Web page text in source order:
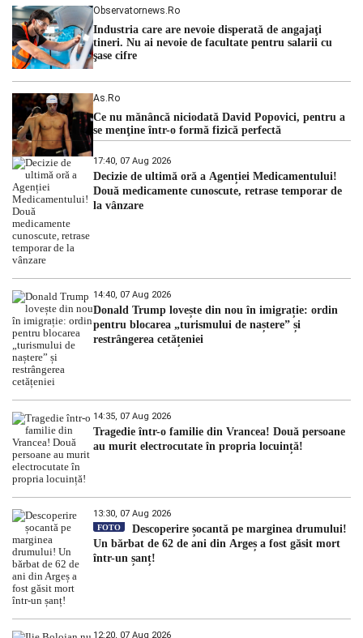
Observatornews.ro
Industria care are nevoie disperată de angajaţi
tineri. Nu ai nevoie de facultate pentru salarii cu
şase cifre
As.ro
Ce nu mănâncă niciodată David Popovici, pentru a
se menţine într-o formă fizică perfectă
17:40, 07 Aug 2026
Decizie de ultimă oră a Agenției Medicamentului!
Două medicamente cunoscute, retrase temporar de
la vânzare
14:40, 07 Aug 2026
Donald Trump lovește din nou în imigrație: ordin
pentru blocarea „turismului de naștere” și
restrângerea cetățeniei
14:35, 07 Aug 2026
Tragedie într-o familie din Vrancea! Două persoane
au murit electrocutate în propria locuință!
13:30, 07 Aug 2026
FOTO
Descoperire șocantă pe marginea drumului!
Un bărbat de 62 de ani din Argeș a fost găsit mort
într-un șanț!
12:20, 07 Aug 2026